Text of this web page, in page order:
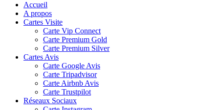
Accueil
A propos
Cartes Visite
Carte Vip Connect
Carte Premium Gold
Carte Premium Silver
Cartes Avis
Carte Google Avis
Carte Tripadvisor
Carte Airbnb Avis
Carte Trustpilot
Réseaux Sociaux